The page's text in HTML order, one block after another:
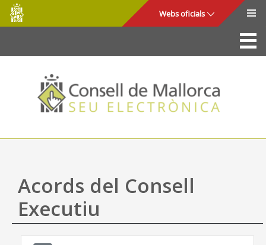
Salta al contingut principal
Consell
de
Mallorca
Webs oficials
La Seu
Consell de Mallorca
Accés i seguretat
Utilitats
Ajuda
Acords del Consell
Executiu